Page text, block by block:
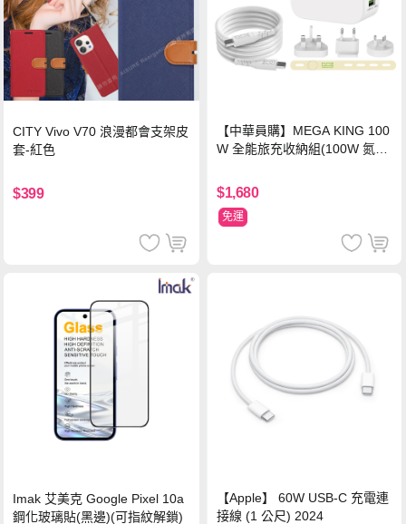
CITY Vivo V70 浪漫都會支架皮
套-紅色
$399
【中華員購】MEGA KING 100
W 全能旅充收納組(100W 氮化
萬國轉接器)
$1,680
免運
Imak 艾美克 Google Pixel 10a
鋼化玻璃貼(黑邊)(可指紋解鎖)
【Apple】 60W USB-C 充電連
接線 (1 公尺) 2024